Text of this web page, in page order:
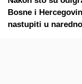
Bosne i
nastupiti u